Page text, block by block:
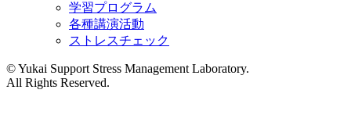
学習プログラム
各種講演活動
ストレスチェック
©︎ Yukai Support Stress Management Laboratory.
All Rights Reserved.